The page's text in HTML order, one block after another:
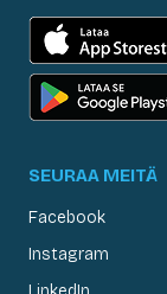
SEURAA MEITÄ
Facebook
Instagram